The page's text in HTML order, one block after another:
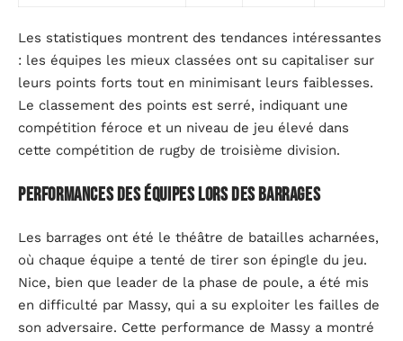
Les statistiques montrent des tendances intéressantes
: les équipes les mieux classées ont su capitaliser sur
leurs points forts tout en minimisant leurs faiblesses.
Le classement des points est serré, indiquant une
compétition féroce et un niveau de jeu élevé dans
cette compétition de rugby de troisième division.
Performances des équipes lors des barrages
Les barrages ont été le théâtre de batailles acharnées,
où chaque équipe a tenté de tirer son épingle du jeu.
Nice, bien que leader de la phase de poule, a été mis
en difficulté par Massy, qui a su exploiter les failles de
son adversaire. Cette performance de Massy a montré